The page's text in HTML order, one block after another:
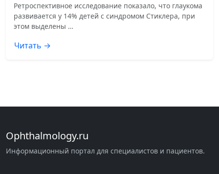
Ретроспективное исследование показало, что глаукома
развивается у 14% детей с синдромом Стиклера, при
этом выделены …
Читать →
Ophthalmology.ru
Информационный портал для специалистов и пациентов.